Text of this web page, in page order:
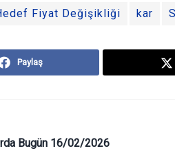
Fiyat Değişikliği kar
Paylaş
Bugün 16/02/2026